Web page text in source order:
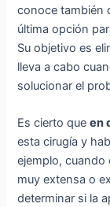
conoce también
última opción
Su objetivo es
lleva a cabo
solucionar el
Es cierto queen
esta cirugía y
ejemplo, cuando
muy extensa o
determinar si la